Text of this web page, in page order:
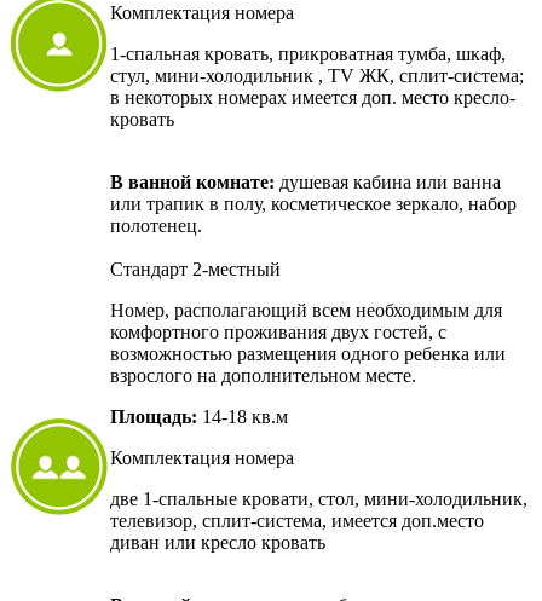
Комплектация номера
1-cпальная кровать, прикроватная тумба, шкаф,
стул, мини-холодильник , TV ЖК, сплит-система;
в некоторых номерах имеется доп. место кресло-
кровать
В ванной комнате: душевая кабина или ванна
или трапик в полу, косметическое зеркало, набор
полотенец.
Стандарт 2-местный
Номер, располагающий всем необходимым для
комфортного проживания двух гостей, с
возможностью размещения одного ребенка или
взрослого на дополнительном месте.
Площадь: 14-18 кв.м
Комплектация номера
две 1-спальные кровати, стол, мини-холодильник,
телевизор, сплит-система, имеется доп.место
диван или кресло кровать